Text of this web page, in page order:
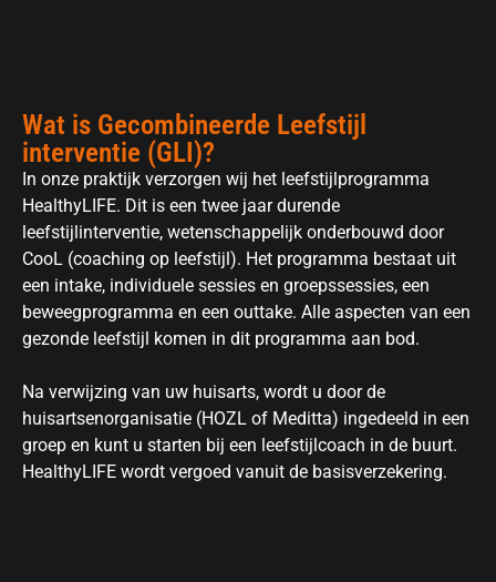
Wat is Gecombineerde Leefstijl
interventie (GLI)?
In onze praktijk verzorgen wij het leefstijlprogramma
HealthyLIFE. Dit is een twee jaar durende
leefstijlinterventie, wetenschappelijk onderbouwd door
CooL (coaching op leefstijl). Het programma bestaat uit
een intake, individuele sessies en groepssessies, een
beweegprogramma en een outtake. Alle aspecten van een
gezonde leefstijl komen in dit programma aan bod.
Na verwijzing van uw huisarts, wordt u door de
huisartsenorganisatie (HOZL of Meditta) ingedeeld in een
groep en kunt u starten bij een leefstijlcoach in de buurt.
HealthyLIFE wordt vergoed vanuit de basisverzekering.